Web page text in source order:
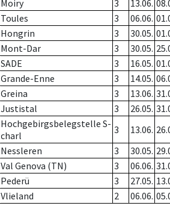
Moiry 3 13.06.
Toules 3 06.06.
Hongrin 3 30.05.
Mont-Dar 3 30.05.
SADE 3 16.05.
Grande-Enne 3 14.05.
Greina 3 13.06.
Justistal 3 26.05.
Hochgebirgsbelegstelle S-
charl
3 13.06.
Nessleren 3 30.05.
Val Genova (TN) 3 06.06.
Pederü 3 27.05.
Vlieland 2 06.06.